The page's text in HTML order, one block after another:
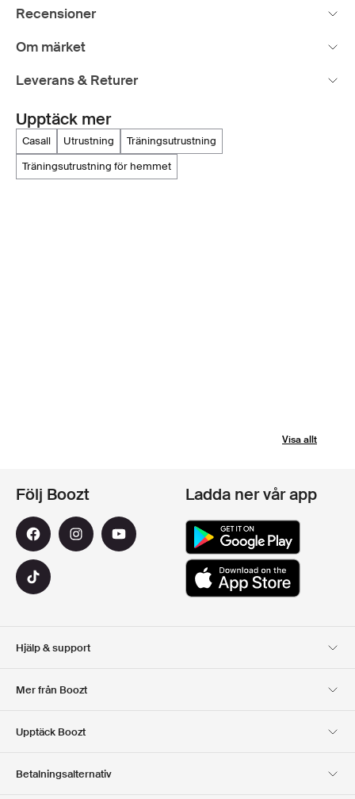
Recensioner
Om märket
Leverans & Returer
Upptäck mer
casall utrustning
träningsutrustning
träningsutrustning för hemmet
Visa allt
Hjälp & support
Mer från Boozt
Club Boozt
Upptäck Boozt
Följ Boozt Ladda ner vår app
Betalningsalternativ